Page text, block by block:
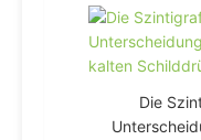
Die